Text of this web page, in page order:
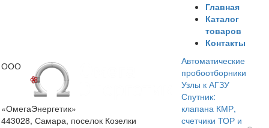
ООО
«ОмегаЭнергетик»
443028, Самара, поселок Козелки
Главная
Каталог
товаров
Контакты
Автоматические
пробоотборники
Узлы к АГЗУ
Спутник:
клапана КМР,
счетчики ТОР и